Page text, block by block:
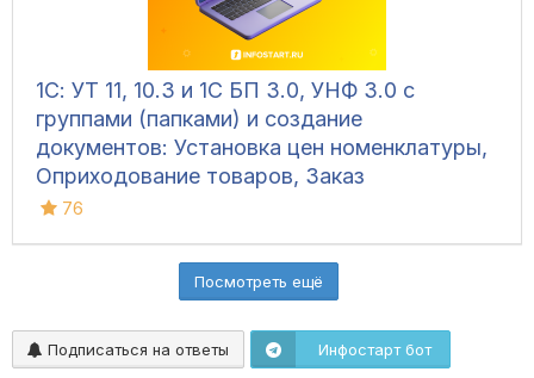
1С: УТ 11, 10.3 и 1С БП 3.0, УНФ 3.0 с
группами (папками) и создание
документов: Установка цен номенклатуры,
Оприходование товаров, Заказ
поставщику, Поступление товаров и услуг,
76
Посмотреть ещё
Подписаться на ответы Инфостарт бот